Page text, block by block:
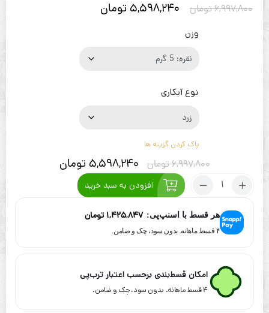
6,997,800تومان 5,598,240 تومان
وزن
نوع آبکاری
پاک کردن گزینه ها
6,997,800تومان 5,598,240 تومان
تعداد:
طرح
گل
افزودن به سبد خرید
هر قسط با اسنپ‌پی: 1,425,847 تومان
۴ قسط ماهانه. بدون سود، چک و ضامن.
امکان قسط‌بندی برحسب اعتبار ترب‌پی
۴ قسط ماهانه. بدون سود، چک و ضامن.